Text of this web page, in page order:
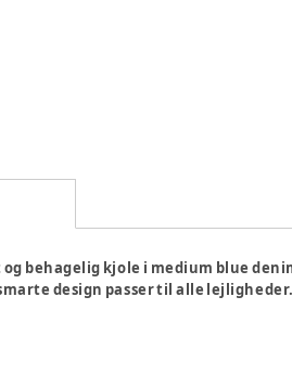
og behagelig kjole i medium blue
design passer til alle lejligheder.